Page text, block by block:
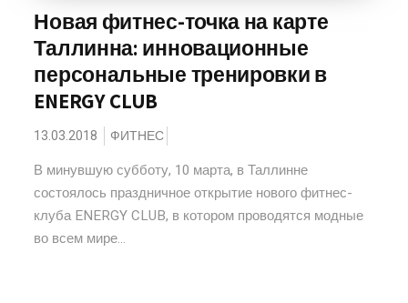
Новая фитнес-точка на карте
Таллинна: инновационные
персональные тренировки в
ENERGY CLUB
13.03.2018 ФИТНЕС
В минувшую субботу, 10 марта, в Таллинне
состоялось праздничное открытие нового фитнес-
клуба ENERGY CLUB, в котором проводятся модные
во всем мире...